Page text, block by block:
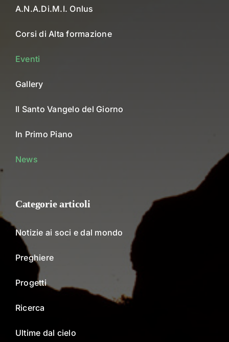
A.N.A.Di.M.I. Onlus
Corsi di Alta formazione
Eventi
Gallery
Il Santo Vangelo del Giorno
In Primo Piano
News
Categorie articoli
Notizie ai soci e dal mondo
Preghiere
Progetti
Ricerca
Ultime dal cielo